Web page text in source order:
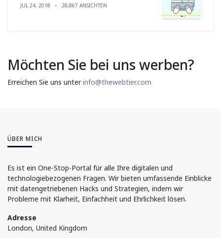
JUL 24, 2018 28,867 ANSICHTEN
Möchten Sie bei uns werben?
Erreichen Sie uns unterinfo@thewebtier.com
ÜBER MICH
Es ist ein One-Stop-Portal für alle Ihre digitalen und
technologiebezogenen Fragen. Wir bieten umfassende Einblicke
mit datengetriebenen Hacks und Strategien, indem wir
Probleme mit Klarheit, Einfachheit und Ehrlichkeit lösen.
Adresse
London, United Kingdom